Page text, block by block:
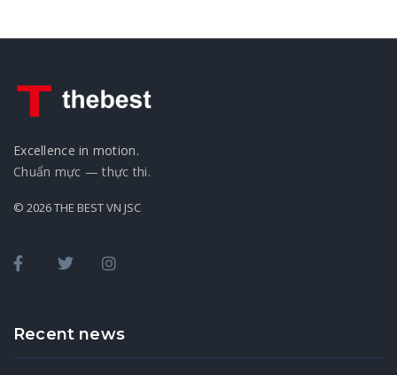
Excellence in motion.
Chuẩn mực — thực thi.
© 2026 THE BEST VN JSC
Recent news